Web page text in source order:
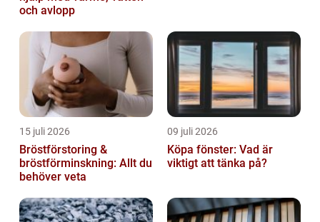
och avlopp
15 juli 2026
Bröstförstoring &
bröstförminskning: Allt du
behöver veta
09 juli 2026
Köpa fönster: Vad är
viktigt att tänka på?